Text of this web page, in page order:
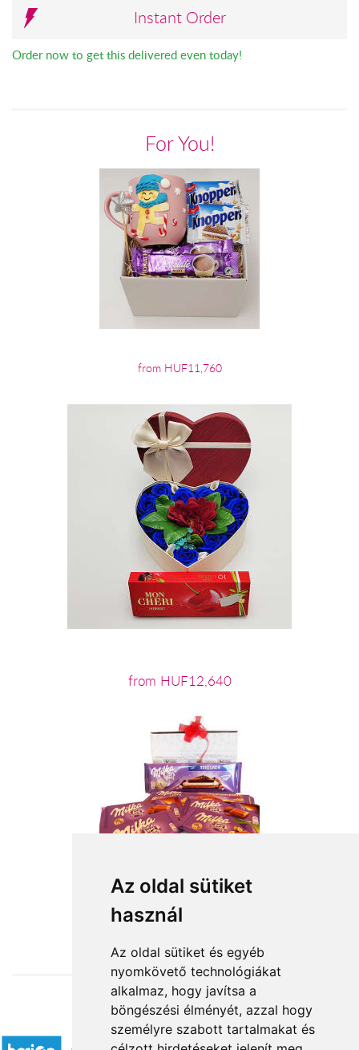
Az oldal sütiket
használ
Az oldal sütiket és egyéb
nyomkövető technológiákat
alkalmaz, hogy javítsa a
böngészési élményét, azzal hogy
személyre szabott tartalmakat és
Instant Order
Order now to get this delivered even today!
For You!
from HUF11,760
from HUF12,640
from HUF14,000
Accepted payment methods